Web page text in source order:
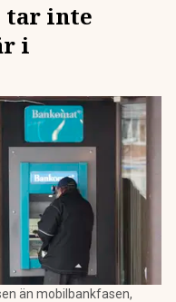
tar inte
i
än mobilbankfasen,